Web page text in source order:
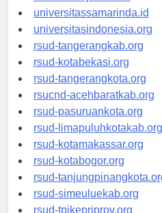
universitasjakarta.id
universitassamarinda.id
universitasindonesia.org
rsud-tangerangkab.org
rsud-kotabekasi.org
rsud-tangerangkota.org
rsucnd-acehbaratkab.org
rsud-pasuruankota.org
rsud-limapuluhkotakab.org
rsud-kotamakassar.org
rsud-kotabogor.org
rsud-tanjungpinangkota.org
rsud-simeuluekab.org